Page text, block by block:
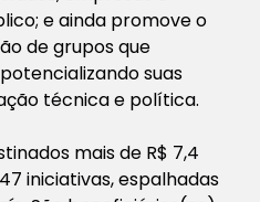
e ainda promove o
de grupos que
suas
técnica e política.
mais de R$ 7,4
iniciativas, espalhadas